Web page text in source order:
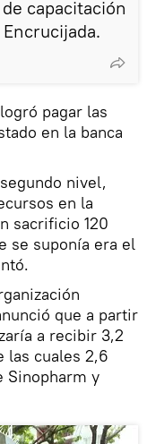
capacitación
pagar las
en la banca
nivel,
en la
sacrificio 120
se suponía era el
que a partir
a recibir 3,2
las cuales 2,6
Sinopharm y